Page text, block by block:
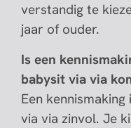
verstandig te
jaar of ouder.
Is een
babysit via via
Een
via via zinvol. Je